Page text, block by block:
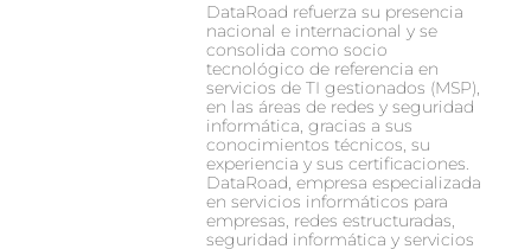
DataRoad refuerza su presencia
nacional e internacional y se
consolida como socio
tecnológico de referencia en
servicios de TI gestionados (MSP),
en las áreas de redes y seguridad
informática, gracias a sus
conocimientos técnicos, su
experiencia y sus certificaciones.
DataRoad, empresa especializada
en servicios informáticos para
empresas, redes estructuradas,
seguridad informática y servicios